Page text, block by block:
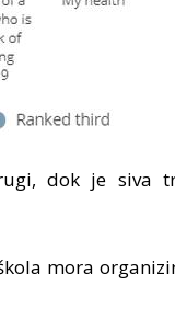
dok je siva
mora